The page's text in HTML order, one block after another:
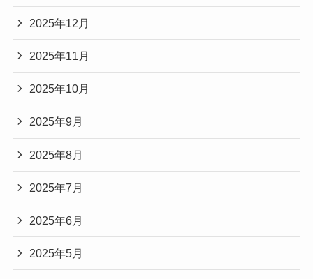
2025年12月
2025年11月
2025年10月
2025年9月
2025年8月
2025年7月
2025年6月
2025年5月